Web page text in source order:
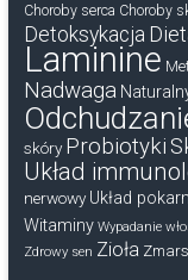
Choroby serca Choroby
Detoksykacja
Laminine
Nadwaga
skóry Probiotyki
Układ
nerwowy Układ
Witaminy Wypadanie
Zdrowy sen Zioła